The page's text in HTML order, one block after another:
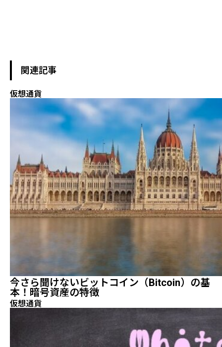
関連記事
仮想通貨
今さら聞けないビットコイン（Bitcoin）の基
本！暗号資産の特徴
仮想通貨